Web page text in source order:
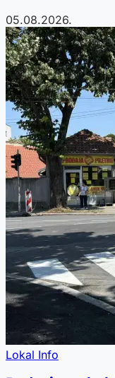
05.08.2026.
Lokal Info